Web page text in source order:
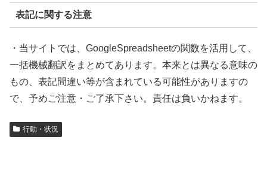
表記に関する注意
・当サイトでは、GoogleSpreadsheetの関数を活用して、
一括機械翻訳をまとめてあります。本来とは異なる意味の
もの、表記間違い等が含まれている可能性がありますの
で、予めご注意・ご了承下さい。責任は負いかねます。
行動・状況